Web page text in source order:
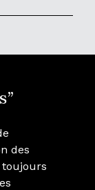
des
toujours